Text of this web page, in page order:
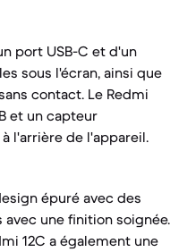
port USB-C et d'un
sous l'écran, ainsi que
contact. Le Redmi
et un capteur
l'arrière de l'appareil.
épuré avec des
une finition soignée.
12C a également une